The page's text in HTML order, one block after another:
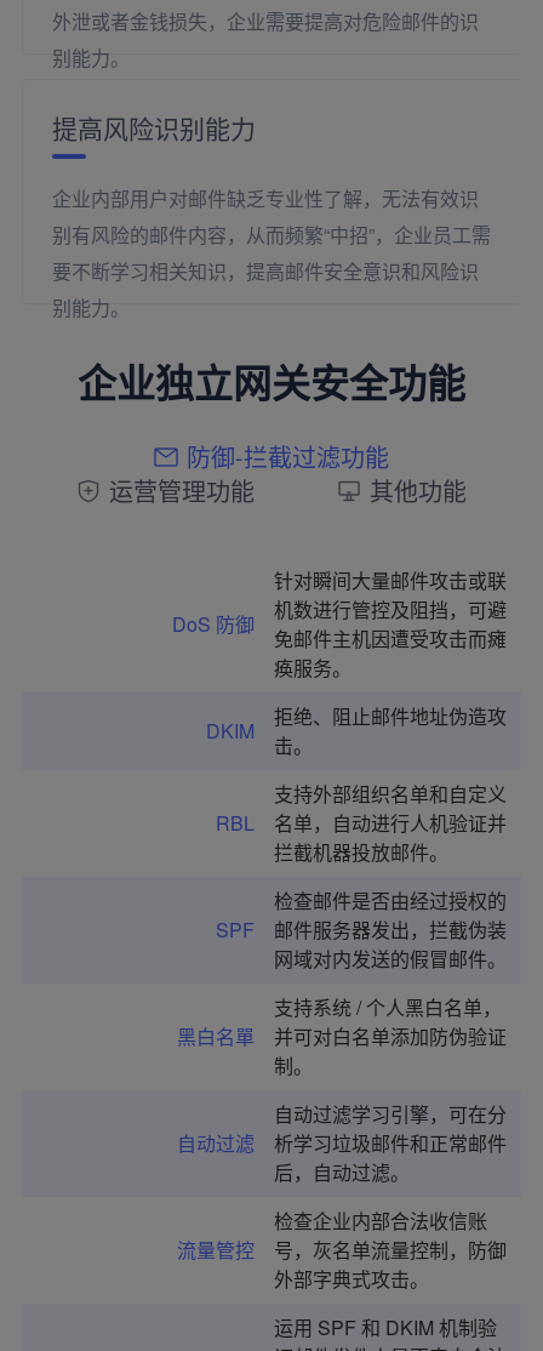
外泄或者金钱损失，企业需要提高对危险邮件的识
别能力。
提高风险识别能力
企业内部用户对邮件缺乏专业性了解，无法有效识
别有风险的邮件内容，从而频繁“中招”，企业员工需
要不断学习相关知识，提高邮件安全意识和风险识
别能力。
企业独立网关安全功能
防御-拦截过滤功能
运营管理功能
其他功能
DoS 防御
针对瞬间大量邮件攻击或联
机数进行管控及阻挡，可避
免邮件主机因遭受攻击而瘫
痪服务。
DKIM
拒绝、阻止邮件地址伪造攻
击。
RBL
支持外部组织名单和自定义
名单，自动进行人机验证并
拦截机器投放邮件。
SPF
检查邮件是否由经过授权的
邮件服务器发出，拦截伪装
网域对内发送的假冒邮件。
黑白名單
支持系统 / 个人黑白名单，
并可对白名单添加防伪验证
制。
自动过滤
自动过滤学习引擎，可在分
析学习垃圾邮件和正常邮件
后，自动过滤。
流量管控
检查企业内部合法收信账
号，灰名单流量控制，防御
外部字典式攻击。
运用 SPF 和 DKIM 机制验